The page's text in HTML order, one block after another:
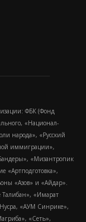
ФБК (Фонд
«Национал-
народа», «Русский
иммиграции»,
«Мизантропик
«Артподготовка»,
«Азов» и «Айдар».
«Имарат
Нусра, «АУМ Синрике»,
«Сеть»,